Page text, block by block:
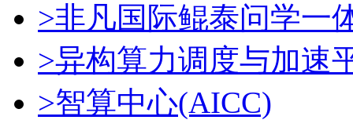
>非凡国际鲲泰问学一
>异构算力调度与加速
>智算中心(AICC)